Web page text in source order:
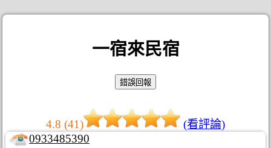
一宿來民宿
4.8 (41)
(看評論)
0933485390